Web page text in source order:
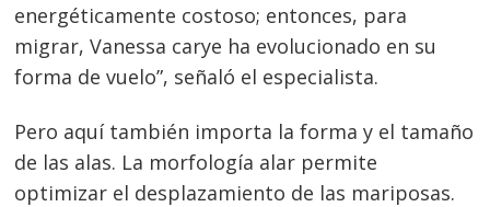
energéticamente costoso; entonces, para
migrar, Vanessa carye ha evolucionado en su
forma de vuelo”, señaló el especialista.
Pero aquí también importa la forma y el tamaño
de las alas. La morfología alar permite
optimizar el desplazamiento de las mariposas.